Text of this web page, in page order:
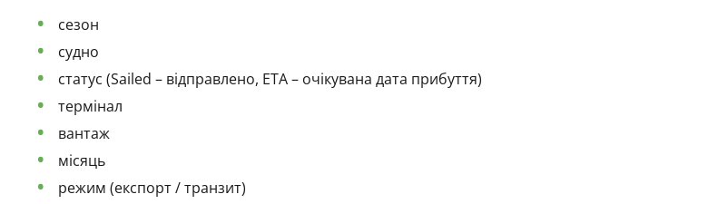
сезон
судно
статус (Sailed – відправлено, ETA – очікувана дата прибуття)
термінал
вантаж
місяць
режим (експорт / транзит)